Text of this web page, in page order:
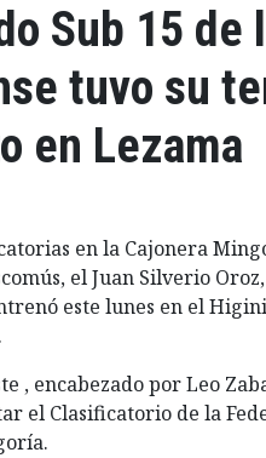
Sub 15 de
tuvo su
en Lezama
en la Cajonera
el Juan Silverio
este lunes en el
, encabezado por Leo
el Clasificatorio de la